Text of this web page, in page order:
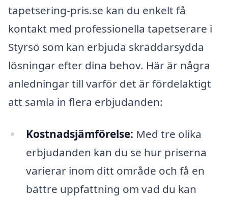
tapetsering-pris.se kan du enkelt få
kontakt med professionella tapetserare i
Styrsö som kan erbjuda skräddarsydda
lösningar efter dina behov. Här är några
anledningar till varför det är fördelaktigt
att samla in flera erbjudanden:
Kostnadsjämförelse: Med tre olika
erbjudanden kan du se hur priserna
varierar inom ditt område och få en
bättre uppfattning om vad du kan